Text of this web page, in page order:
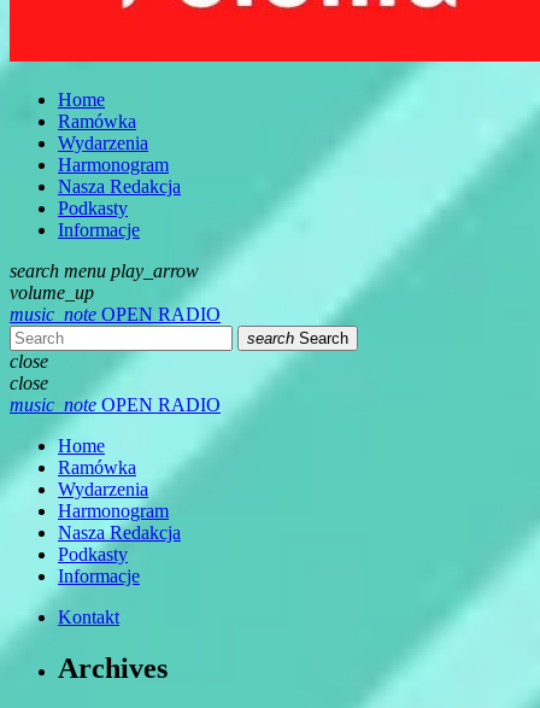
Home
Ramówka
Wydarzenia
Harmonogram
Nasza Redakcja
Podkasty
Informacje
search menu play_arrow
volume_up
music_note OPEN RADIO
search Search
close
close
music_note OPEN RADIO
Home
Ramówka
Wydarzenia
Harmonogram
Nasza Redakcja
Podkasty
Informacje
Kontakt
Archives